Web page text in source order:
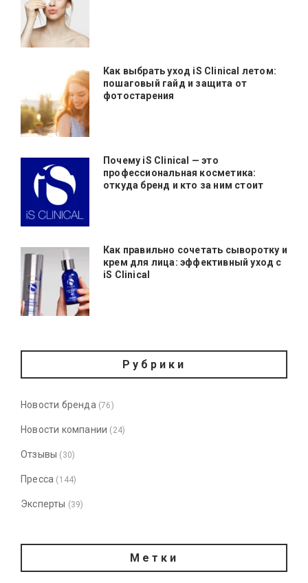
Как выбрать уход iS Clinical летом:
пошаговый гайд и защита от
фотостарения
Почему iS Clinical — это
профессиональная косметика:
откуда бренд и кто за ним стоит
Как правильно сочетать сыворотку и
крем для лица: эффективный уход с
iS Clinical
Рубрики
Новости бренда (76)
Новости компании (24)
Отзывы (30)
Пресса (144)
Эксперты (39)
Метки